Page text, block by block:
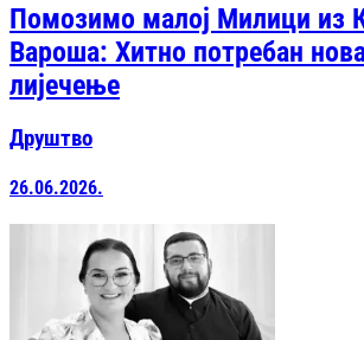
Помозимо малој Милици из
Вароша: Хитно потребан
лијечење
Друштво
26.06.2026.